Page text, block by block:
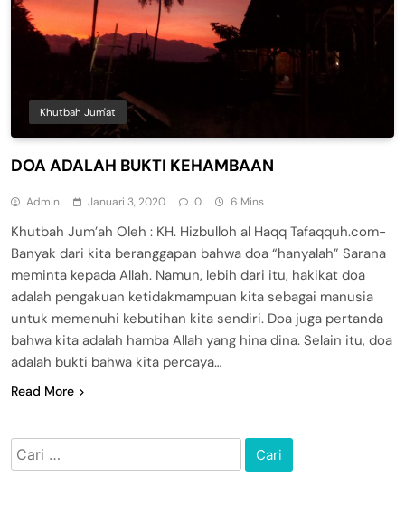
Khutbah Jum'at
DOA ADALAH BUKTI KEHAMBAAN
Admin Januari 3, 2020 0 6 Mins
Khutbah Jum’ah Oleh : KH. Hizbulloh al Haqq Tafaqquh.com-
Banyak dari kita beranggapan bahwa doa “hanyalah” Sarana
meminta kepada Allah. Namun, lebih dari itu, hakikat doa
adalah pengakuan ketidakmampuan kita sebagai manusia
untuk memenuhi kebutihan kita sendiri. Doa juga pertanda
bahwa kita adalah hamba Allah yang hina dina. Selain itu, doa
adalah bukti bahwa kita percaya…
Read More
Cari
untuk: